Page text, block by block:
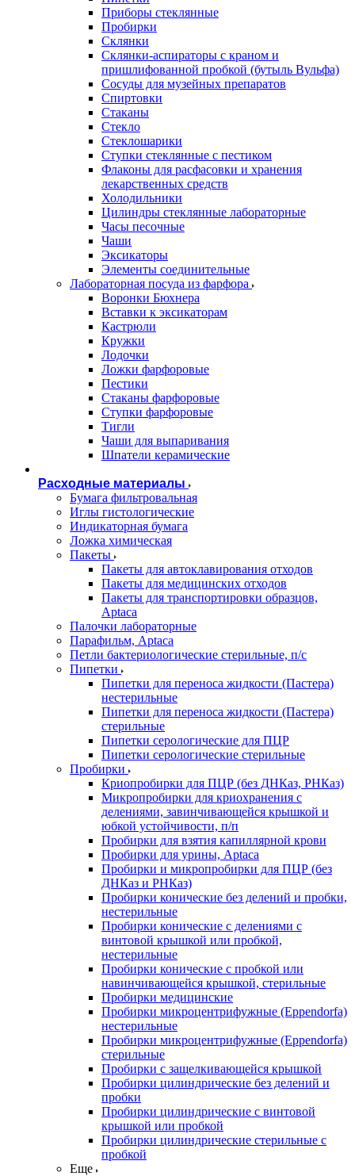
Приборы стеклянные
Пробирки
Склянки
Склянки-аспираторы с краном и
пришлифованной пробкой (бутыль Вульфа)
Сосуды для музейных препаратов
Спиртовки
Стаканы
Стекло
Стеклошарики
Ступки стеклянные с пестиком
Флаконы для расфасовки и хранения
лекарственных средств
Холодильники
Цилиндры стеклянные лабораторные
Часы песочные
Чаши
Эксикаторы
Элементы соединительные
Лабораторная посуда из фарфора
Воронки Бюхнера
Вставки к эксикаторам
Кастрюли
Кружки
Лодочки
Ложки фарфоровые
Пестики
Стаканы фарфоровые
Ступки фарфоровые
Тигли
Чаши для выпаривания
Шпатели керамические
Расходные материалы
Бумага фильтровальная
Иглы гистологические
Индикаторная бумага
Ложка химическая
Пакеты
Пакеты для автоклавирования отходов
Пакеты для медицинских отходов
Пакеты для транспортировки образцов,
Aptaca
Палочки лабораторные
Парафильм, Aptaca
Петли бактериологические стерильные, п/с
Пипетки
Пипетки для переноса жидкости (Пастера)
нестерильные
Пипетки для переноса жидкости (Пастера)
стерильные
Пипетки серологические для ПЦР
Пипетки серологические стерильные
Пробирки
Криопробирки для ПЦР (без ДНКаз, РНКаз)
Микропробирки для криохранения с
делениями, завинчивающейся крышкой и
юбкой устойчивости, п/п
Пробирки для взятия капиллярной крови
Пробирки для урины, Aptaca
Пробирки и микропробирки для ПЦР (без
ДНКаз и РНКаз)
Пробирки конические без делений и пробки,
нестерильные
Пробирки конические с делениями с
винтовой крышкой или пробкой,
нестерильные
Пробирки конические с пробкой или
навинчивающейся крышкой, стерильные
Пробирки медицинские
Пробирки микроцентрифужные (Eppendorfа)
нестерильные
Пробирки микроцентрифужные (Eppendorfа)
стерильные
Пробирки с защелкивающейся крышкой
Пробирки цилиндрические без делений и
пробки
Пробирки цилиндрические с винтовой
крышкой или пробкой
Пробирки цилиндрические стерильные с
пробкой
Еще